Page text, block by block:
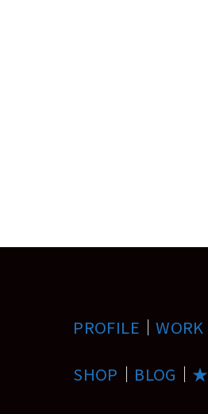
PROFILE ｜WORK
SHOP ｜ BLOG ｜ ★